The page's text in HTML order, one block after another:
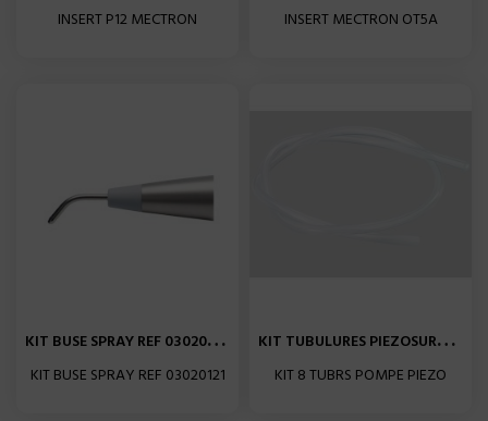
INSERT P12 MECTRON
INSERT MECTRON OT5A
K
IT BUSE SPRAY REF 03020121...
KIT BUSE SPRAY REF 03020121
K
IT TUBULURES PIEZOSURGERY...
KIT 8 TUBRS POMPE PIEZO